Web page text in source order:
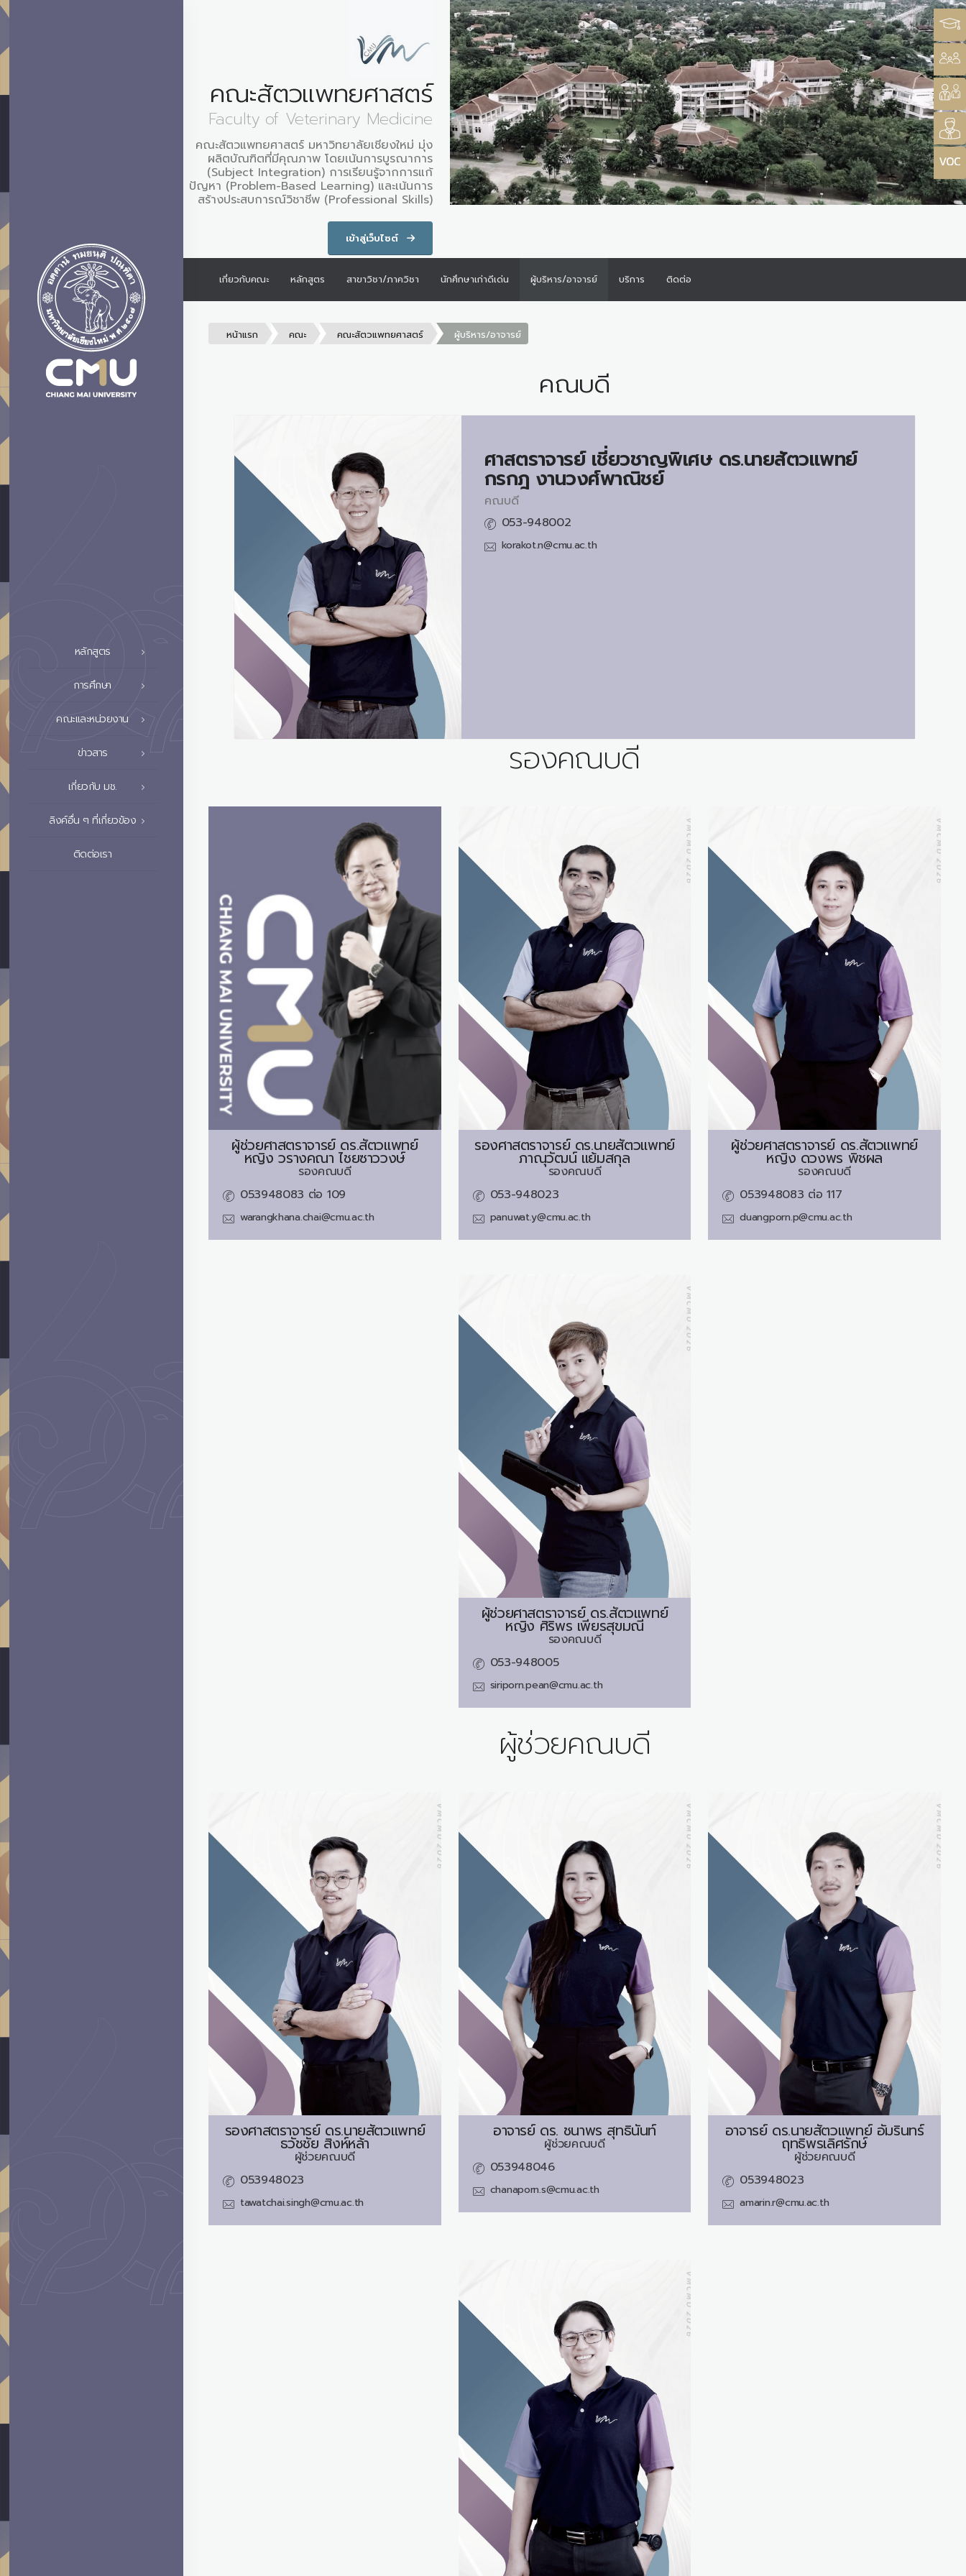
หลักสูตร
การศึกษา
คณะและหน่วยงาน
ข่าวสาร
เกี่ยวกับ มช.
ลิงค์อื่น ๆ ที่เกี่ยวข้อง
ติดต่อเรา
คณะสัตวแพทยศาสตร์
Faculty of Veterinary Medicine
คณะสัตวแพทยศาสตร์ มหาวิทยาลัยเชียงใหม่ มุ่ง
ผลิตบัณฑิตที่มีคุณภาพ โดยเน้นการบูรณาการ
(Subject Integration) การเรียนรู้จากการแก้
ปัญหา (Problem-Based Learning) และเน้นการ
สร้างประสบการณ์วิชาชีพ (Professional Skills)
เข้าสู่เว็บไซต์
เกี่ยวกับคณะ หลักสูตร สาขาวิชา/ภาควิชา นักศึกษาเก่าดีเด่น ผู้บริหาร/อาจารย์ บริการ ติดต่อ
หน้าแรก คณะ คณะสัตวแพทยศาสตร์ ผู้บริหาร/อาจารย์
คณบดี
ศาสตราจารย์ เชี่ยวชาญพิเศษ ดร.นายสัตวแพทย์
กรกฎ งานวงศ์พาณิชย์
คณบดี
053-948002
korakot.n@cmu.ac.th
รองคณบดี
ผู้ช่วยศาสตราจารย์ ดร.สัตวแพทย์
หญิง วรางคณา ไชยซาววงษ์
รองคณบดี
053948083 ต่อ 109
warangkhana.chai@cmu.ac.th
รองศาสตราจารย์ ดร.นายสัตวแพทย์
ภาณุวัฒน์ แย้มสกุล
รองคณบดี
053-948023
panuwat.y@cmu.ac.th
ผู้ช่วยศาสตราจารย์ ดร.สัตวแพทย์
หญิง ดวงพร พิชผล
รองคณบดี
053948083 ต่อ 117
duangporn.p@cmu.ac.th
ผู้ช่วยศาสตราจารย์ ดร.สัตวแพทย์
หญิง ศิริพร เพียรสุขมณี
รองคณบดี
053-948005
siriporn.pean@cmu.ac.th
ผู้ช่วยคณบดี
รองศาสตราจารย์ ดร.นายสัตวแพทย์
ธวัชชัย สิงห์หล้า
ผู้ช่วยคณบดี
053948023
tawatchai.singh@cmu.ac.th
อาจารย์ ดร. ชนาพร สุทธินันท์
ผู้ช่วยคณบดี
053948046
chanaporn.s@cmu.ac.th
อาจารย์ ดร.นายสัตวแพทย์ อัมรินทร์
ฤทธิพรเลิศรักษ์
ผู้ช่วยคณบดี
053948023
amarin.r@cmu.ac.th